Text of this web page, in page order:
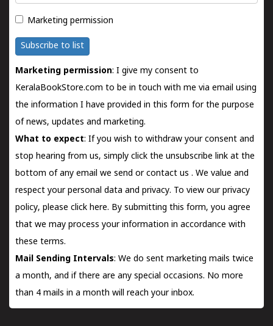
Marketing permission
Subscribe to list
Marketing permission: I give my consent to
KeralaBookStore.com to be in touch with me via email using
the information I have provided in this form for the purpose
of news, updates and marketing.
What to expect: If you wish to withdraw your consent and
stop hearing from us, simply click the unsubscribe link at the
bottom of any email we send orcontact us . We value and
respect your personal data and privacy. To view our privacy
policy, please click here. By submitting this form, you agree
that we may process your information in accordance with
these terms.
Mail Sending Intervals: We do sent marketing mails twice
a month, and if there are any special occasions. No more
than 4 mails in a month will reach your inbox.